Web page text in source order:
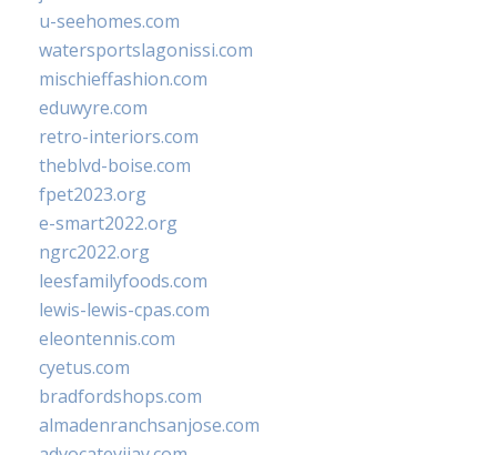
u-seehomes.com
watersportslagonissi.com
mischieffashion.com
eduwyre.com
retro-interiors.com
theblvd-boise.com
fpet2023.org
e-smart2022.org
ngrc2022.org
leesfamilyfoods.com
lewis-lewis-cpas.com
eleontennis.com
cyetus.com
bradfordshops.com
almadenranchsanjose.com